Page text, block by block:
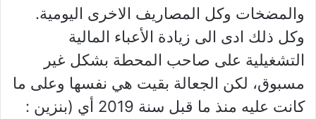
والمضخات وكل المصاريف الاخرى اليومية.
وكل ذلك ادى الى زيادة الأعباء المالية
التشغيلية على صاحب المحطة بشكل غير
مسبوق، لكن الجعالة بقيت هي نفسها وعلى ما
كانت عليه منذ ما قبل سنة 2019 أي (بنزين :